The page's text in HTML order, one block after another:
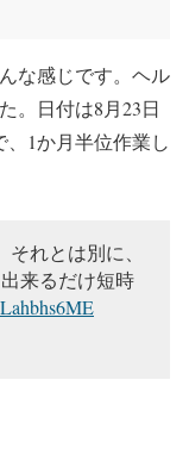
な感じです。ヘル
。日付は8月23日
1か月半位作業し
れとは別に、
来るだけ短時